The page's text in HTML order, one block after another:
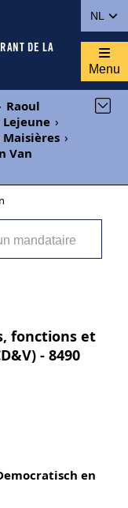
NL
DE LA
Menu
Raoul
Lejeune ›
›
Van
fonctions et
- 8490
en